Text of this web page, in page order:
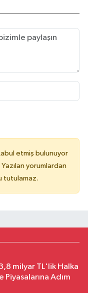
etmiş bulunuyor
yorumlardan
tutulamaz.
milyar TL'lik Halka
Piyasalarına Adım